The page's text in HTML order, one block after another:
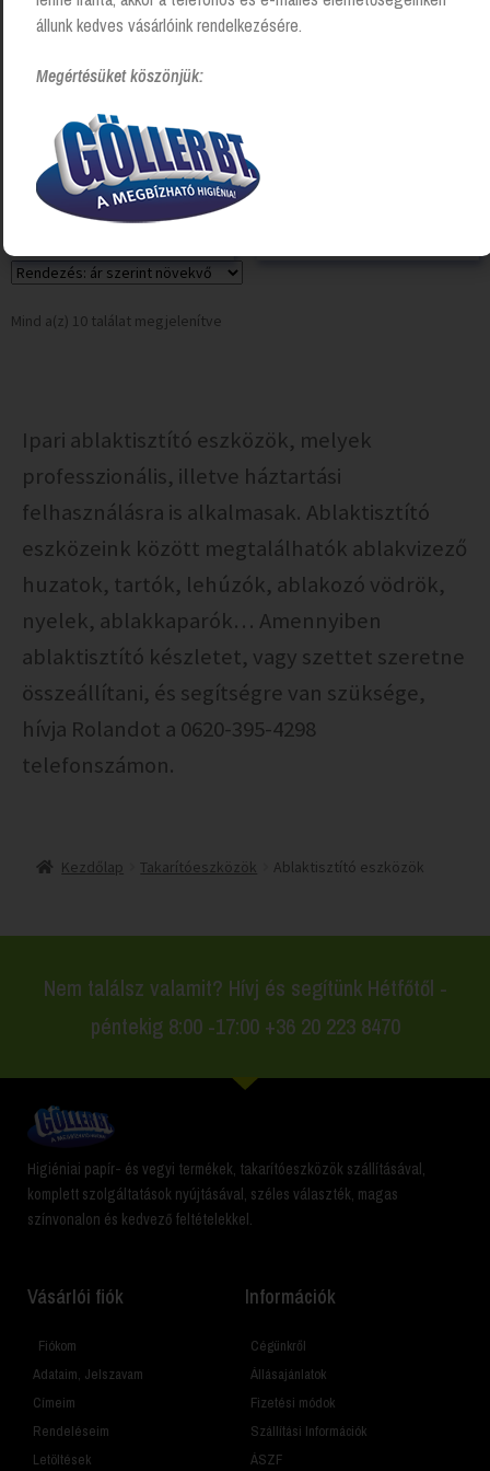
Ablakozó vödör 11l, műanyag
Login to see prices
Mind a(z) 10 találat megjelenítve
Ipari ablaktisztító eszközök, melyek
professzionális, illetve háztartási
felhasználásra is alkalmasak. Ablaktisztító
eszközeink között megtalálhatók ablakvizező
huzatok, tartók, lehúzók, ablakozó vödrök,
nyelek, ablakkaparók… Amennyiben
ablaktisztító készletet, vagy szettet szeretne
összeállítani, és segítségre van szüksége,
hívja Rolandot a 0620-395-4298
telefonszámon.
Kezdőlap Takarítóeszközök Ablaktisztító eszközök
Nem találsz valamit? Hívj és segítünk Hétfőtől -
péntekig 8:00 -17:00 +36 20 223 8470
Higiéniai papír- és vegyi termékek, takarítóeszközök szállításával,
komplett szolgáltatások nyújtásával, széles választék, magas
színvonalon és kedvező feltételekkel.
Vásárlói fiók
Fiókom
Adataim, Jelszavam
Címeim
Rendeléseim
Letöltések
Információk
Cégünkről
Állásajánlatok
Fizetési módok
Szállítási Információk
ÁSZF
állunk kedves vásárlóink rendelkezésére.
Megértésüket köszönjük: